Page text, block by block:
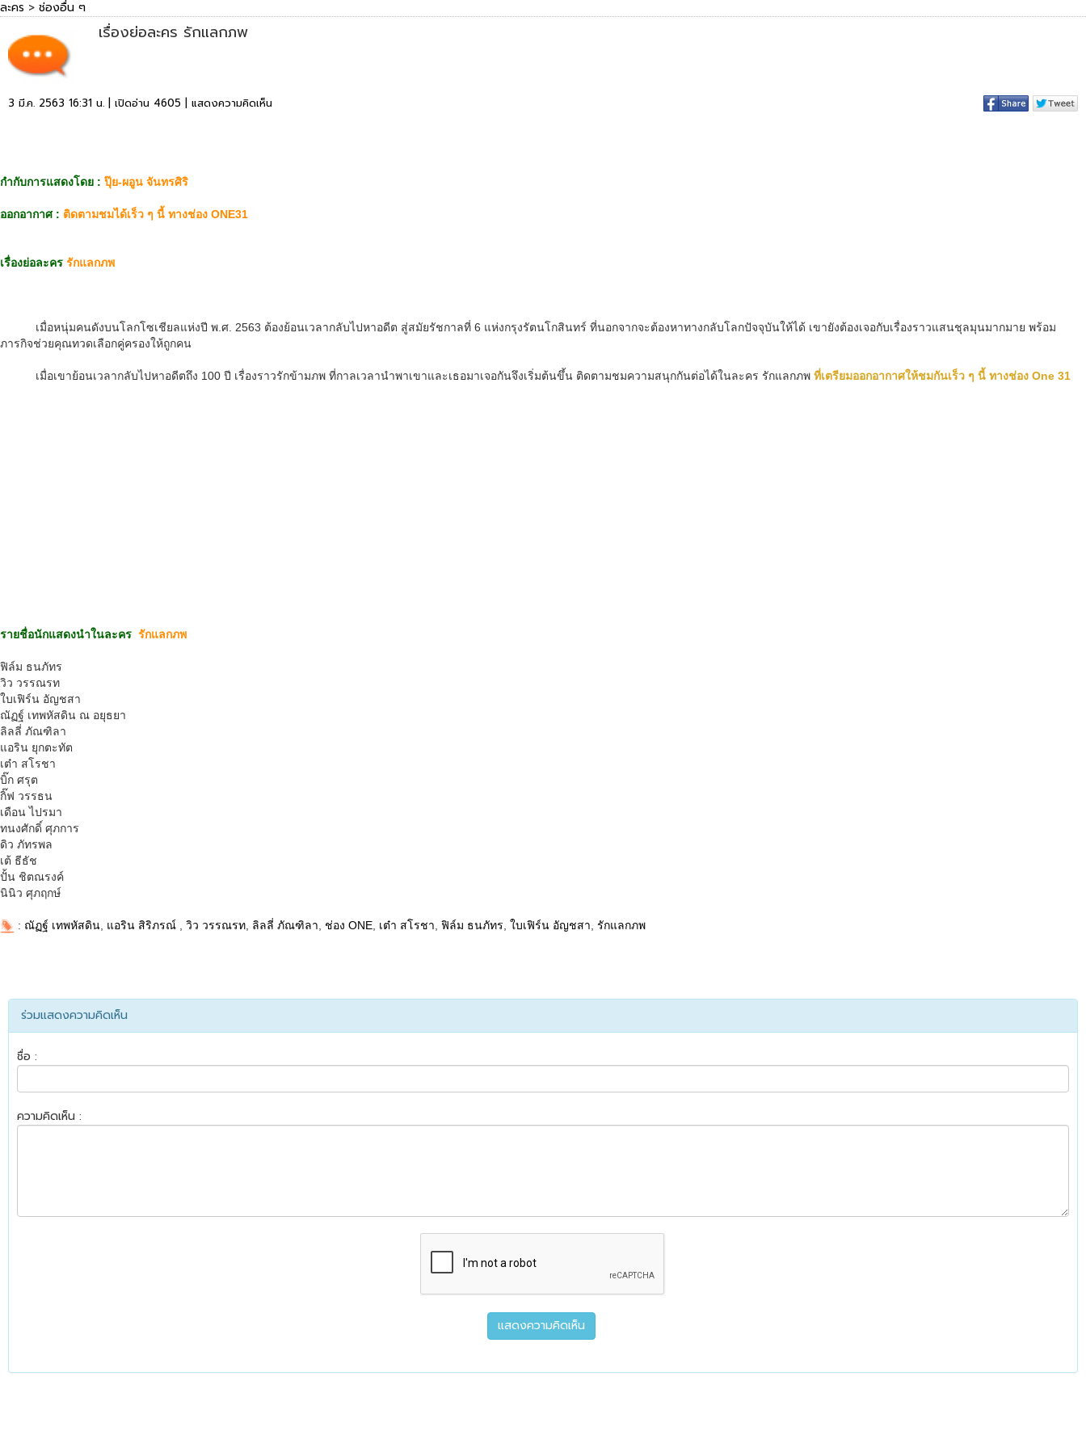
ละคร > ช่องอื่น ๆ
เรื่องย่อละคร รักแลกภพ
3 มี.ค. 2563 16:31 น. | เปิดอ่าน 4605 | แสดงความคิดเห็น
กำกับการแสดงโดย : ปุ๊ย-ผอูน จันทรศิริ
ออกอากาศ : ติดตามชมได้เร็ว ๆ นี้ ทางช่อง ONE31
เรื่องย่อละคร รักแลกภพ
เมื่อหนุ่มคนดังบนโลกโซเชียลแห่งปี พ.ศ. 2563 ต้องย้อนเวลากลับไปหาอดีต สู่สมัยรัชกาลที่ 6 แห่งกรุงรัตนโกสินทร์ ที่นอกจากจะต้องหาทางกลับโลกปัจจุบันให้ได้ เขายังต้องเจอกับเรื่องราวแสนชุลมุนมากมาย พร้อม
ภารกิจช่วยคุณทวดเลือกคู่ครองให้ถูกคน
เมื่อเขาย้อนเวลากลับไปหาอดีตถึง 100 ปี เรื่องราวรักข้ามภพ ที่กาลเวลานำพาเขาและเธอมาเจอกันจึงเริ่มต้นขึ้น ติดตามชมความสนุกกันต่อได้ในละคร รักแลกภพ ที่เตรียมออกอากาศให้ชมกันเร็ว ๆ นี้ ทางช่อง One 31
รายชื่อนักแสดงนำในละคร รักแลกภพ
ฟิล์ม ธนภัทร
วิว วรรณรท
ใบเฟิร์น อัญชสา
ณัฏฐ์ เทพหัสดิน ณ อยุธยา
ลิลลี่ ภัณฑิลา
แอริน ยุกตะทัต
เต๋า สโรชา
บิ๊ก ศรุต
กิ๊ฟ วรรธน
เดือน ไปรมา
ทนงศักดิ์ ศุภการ
ดิว ภัทรพล
เต้ ธีธัช
ปั้น ชิตณรงค์
นินิว ศุภฤกษ์
: ณัฏฐ์ เทพหัสดิน แอริน สิริภรณ์ วิว วรรณรท ลิลลี่ ภัณฑิลา ช่อง ONE เต๋า สโรชา ฟิล์ม ธนภัทร ใบเฟิร์น อัญชสา รักแลกภพ
ร่วมแสดงความคิดเห็น
ชื่อ :
ความคิดเห็น :